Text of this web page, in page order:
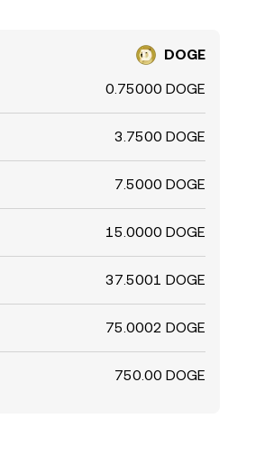
DOGE
0.75000 DOGE
3.7500 DOGE
7.5000 DOGE
15.0000 DOGE
37.5001 DOGE
75.0002 DOGE
750.00 DOGE